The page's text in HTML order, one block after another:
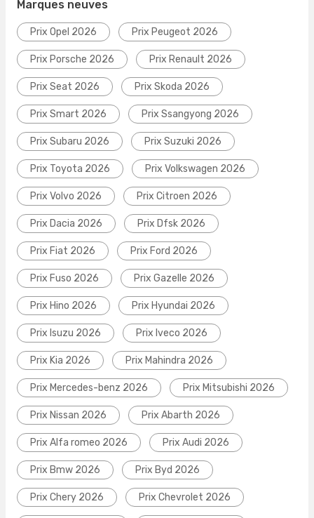
Marques neuves
Prix Opel 2026 Prix Peugeot 2026
Prix Porsche 2026 Prix Renault 2026
Prix Seat 2026 Prix Skoda 2026
Prix Smart 2026 Prix Ssangyong 2026
Prix Subaru 2026 Prix Suzuki 2026
Prix Toyota 2026 Prix Volkswagen 2026
Prix Volvo 2026 Prix Citroen 2026
Prix Dacia 2026 Prix Dfsk 2026
Prix Fiat 2026 Prix Ford 2026
Prix Fuso 2026 Prix Gazelle 2026
Prix Hino 2026 Prix Hyundai 2026
Prix Isuzu 2026 Prix Iveco 2026
Prix Kia 2026 Prix Mahindra 2026
Prix Mercedes-benz 2026 Prix Mitsubishi 2026
Prix Nissan 2026 Prix Abarth 2026
Prix Alfa romeo 2026 Prix Audi 2026
Prix Bmw 2026 Prix Byd 2026
Prix Chery 2026 Prix Chevrolet 2026